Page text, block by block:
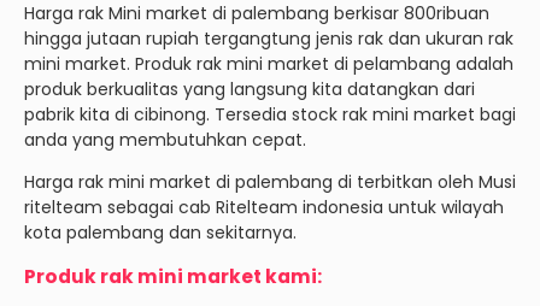
Harga rak Mini market di palembang berkisar 800ribuan
hingga jutaan rupiah tergangtung jenis rak dan ukuran rak
mini market. Produk rak mini market di pelambang adalah
produk berkualitas yang langsung kita datangkan dari
pabrik kita di cibinong. Tersedia stock rak mini market bagi
anda yang membutuhkan cepat.
Harga rak mini market di palembang di terbitkan oleh Musi
ritelteam sebagai cab Ritelteam indonesia untuk wilayah
kota palembang dan sekitarnya.
Produk rak mini market kami: